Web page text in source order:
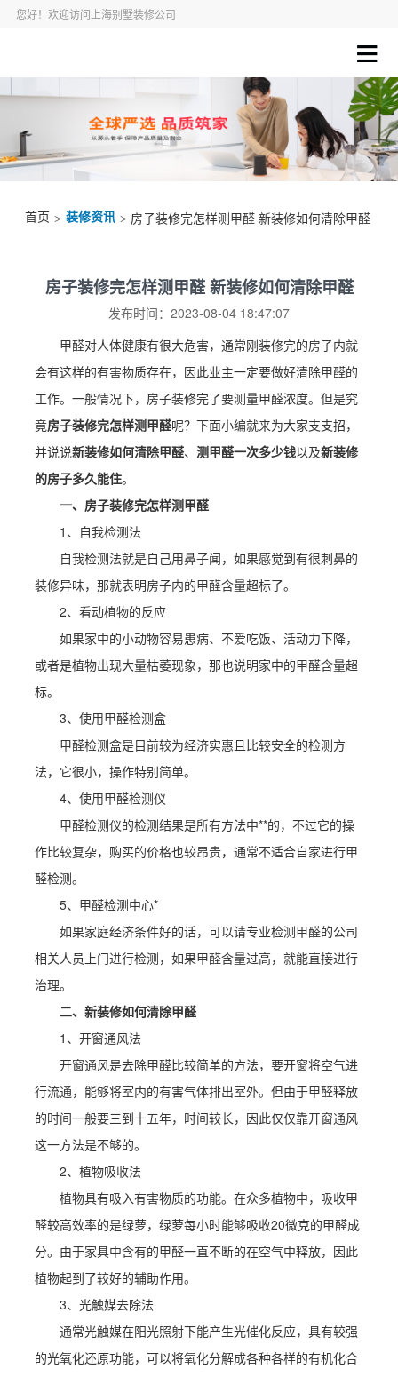
您好！欢迎访问上海别墅装修公司
首页 > 装修资讯 > 房子装修完怎样测甲醛 新装修如何清除甲醛
房子装修完怎样测甲醛 新装修如何清除甲醛
发布时间：2023-08-04 18:47:07
甲醛对人体健康有很大危害，通常刚装修完的房子内就
会有这样的有害物质存在，因此业主一定要做好清除甲醛的
工作。一般情况下，房子装修完了要测量甲醛浓度。但是究
竟房子装修完怎样测甲醛呢？下面小编就来为大家支支招，
并说说新装修如何清除甲醛、 测甲醛一次多少钱以及新装修
的房子多久能住。
一、房子装修完怎样测甲醛
1、自我检测法
自我检测法就是自己用鼻子闻，如果感觉到有很刺鼻的
装修异味，那就表明房子内的甲醛含量超标了。
2、看动植物的反应
如果家中的小动物容易患病、不爱吃饭、活动力下降，
或者是植物出现大量枯萎现象，那也说明家中的甲醛含量超
标。
3、使用甲醛检测盒
甲醛检测盒是目前较为经济实惠且比较安全的检测方
法，它很小，操作特别简单。
4、使用甲醛检测仪
甲醛检测仪的检测结果是所有方法中**的，不过它的操
作比较复杂，购买的价格也较昂贵，通常不适合自家进行甲
醛检测。
5、甲醛检测中心*
如果家庭经济条件好的话，可以请专业检测甲醛的公司
相关人员上门进行检测，如果甲醛含量过高，就能直接进行
治理。
二、新装修如何清除甲醛
1、开窗通风法
开窗通风是去除甲醛比较简单的方法，要开窗将空气进
行流通，能够将室内的有害气体排出室外。但由于甲醛释放
的时间一般要三到十五年，时间较长，因此仅仅靠开窗通风
这一方法是不够的。
2、植物吸收法
植物具有吸入有害物质的功能。在众多植物中，吸收甲
醛较高效率的是绿萝，绿萝每小时能够吸收20微克的甲醛成
分。由于家具中含有的甲醛一直不断的在空气中释放，因此
植物起到了较好的辅助作用。
3、光触媒去除法
通常光触媒在阳光照射下能产生光催化反应，具有较强
的光氧化还原功能，可以将氧化分解成各种各样的有机化合